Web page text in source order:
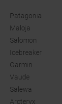
Patagonia
Maloja
Salomon
Icebreaker
Garmin
Vaude
Salewa
Arcteryx